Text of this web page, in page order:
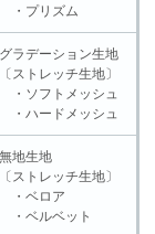
・プリズム
グラデーション生地
〔ストレッチ生地〕
・ソフトメッシュ
・ハードメッシュ
無地生地
〔ストレッチ生地〕
・ベロア
・ベルベット